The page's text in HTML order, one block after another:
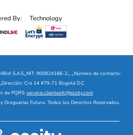
By: Technology
S.A.S_NIT: 900824186-2_ _Número de contacto:
Dirección: Cra 14 #79-71 Bogotá D.C
de PQRS: servicio.clienteofc@essity.com
Futuro. Todos los Derechos Reservados.